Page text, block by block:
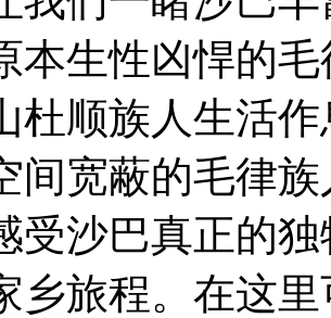
本生性凶悍的
杜顺族人生活
间宽蔽的毛律
受沙巴真正的
乡旅程。在这